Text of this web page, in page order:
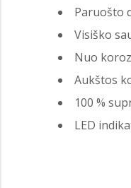
Paruošto
Visiško
Nuo
Aukštos
100 %
LED